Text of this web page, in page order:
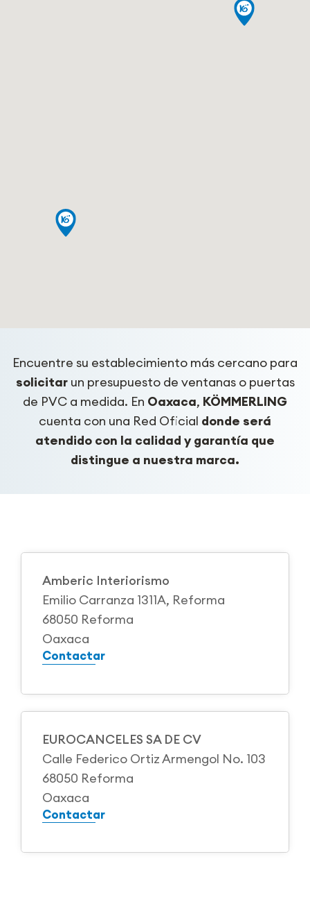
Encuentre su establecimiento más cercano para
solicitarun presupuesto de ventanas o puertas
de PVC a medida. En Oaxaca, KÖMMERLING
cuenta con una Red Oficial donde será
atendido con la calidad y garantía que
distingue a nuestra marca.
Amberic Interiorismo
Emilio Carranza 1311A, Reforma
68050 Reforma
Oaxaca
Contactar
EUROCANCELES SA DE CV
Calle Federico Ortiz Armengol No. 103
68050 Reforma
Oaxaca
Contactar